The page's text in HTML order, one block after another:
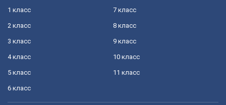
1 класс
2 класс
3 класс
4 класс
5 класс
6 класс
7 класс
8 класс
9 класс
10 класс
11 класс